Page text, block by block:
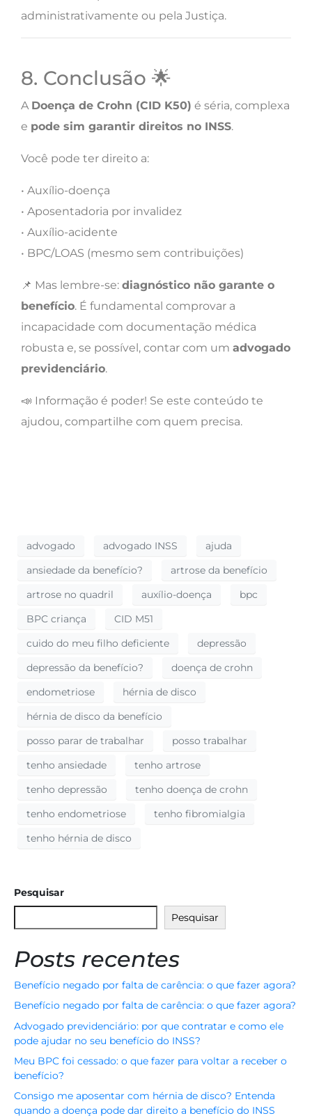
administrativamente ou pela Justiça.
8. Conclusão 🌟
A Doença de Crohn (CID K50) é séria, complexa
e pode sim garantir direitos no INSS.
Você pode ter direito a:
• Auxílio-doença
• Aposentadoria por invalidez
• Auxílio-acidente
• BPC/LOAS (mesmo sem contribuições)
📌 Mas lembre-se: diagnóstico não garante o
benefício. É fundamental comprovar a
incapacidade com documentação médica
robusta e, se possível, contar com um advogado
previdenciário.
📣 Informação é poder! Se este conteúdo te
ajudou, compartilhe com quem precisa.
advogado advogado INSS
ajuda
ansiedade da benefício?
artrose da benefício
artrose no quadril
auxílio-doença
bpc
BPC criança
CID M51
cuido do meu filho deficiente
depressão
depressão da benefício?
doença de crohn
endometriose
hérnia de disco
hérnia de disco da benefício
posso parar de trabalhar
posso trabalhar
tenho ansiedade
tenho artrose
tenho depressão
tenho doença de crohn
tenho endometriose
tenho fibromialgia
tenho hérnia de disco
Pesquisar
Pesquisar
Posts recentes
Benefício negado por falta de carência: o que fazer agora?
Benefício negado por falta de carência: o que fazer agora?
Advogado previdenciário: por que contratar e como ele
pode ajudar no seu benefício do INSS?
Meu BPC foi cessado: o que fazer para voltar a receber o
benefício?
Consigo me aposentar com hérnia de disco? Entenda
quando a doença pode dar direito a benefício do INSS